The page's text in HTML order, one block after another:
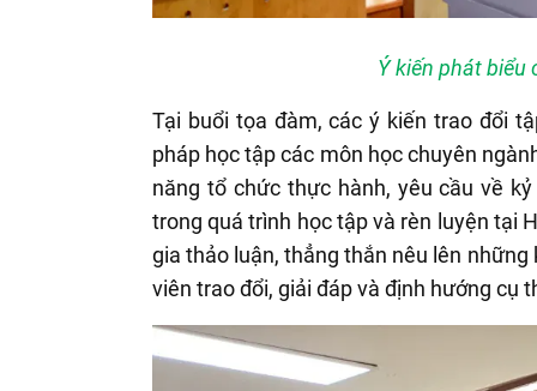
Ý kiến phát biểu
Tại buổi tọa đàm, các ý kiến trao đổi
pháp học tập các môn học chuyên
năng tổ chức thực hành, yêu cầu về
trong quá trình học tập và rèn luyện tại
gia thảo luận, thẳng thắn nêu lên
viên trao đổi, giải đáp và định hướng cụ